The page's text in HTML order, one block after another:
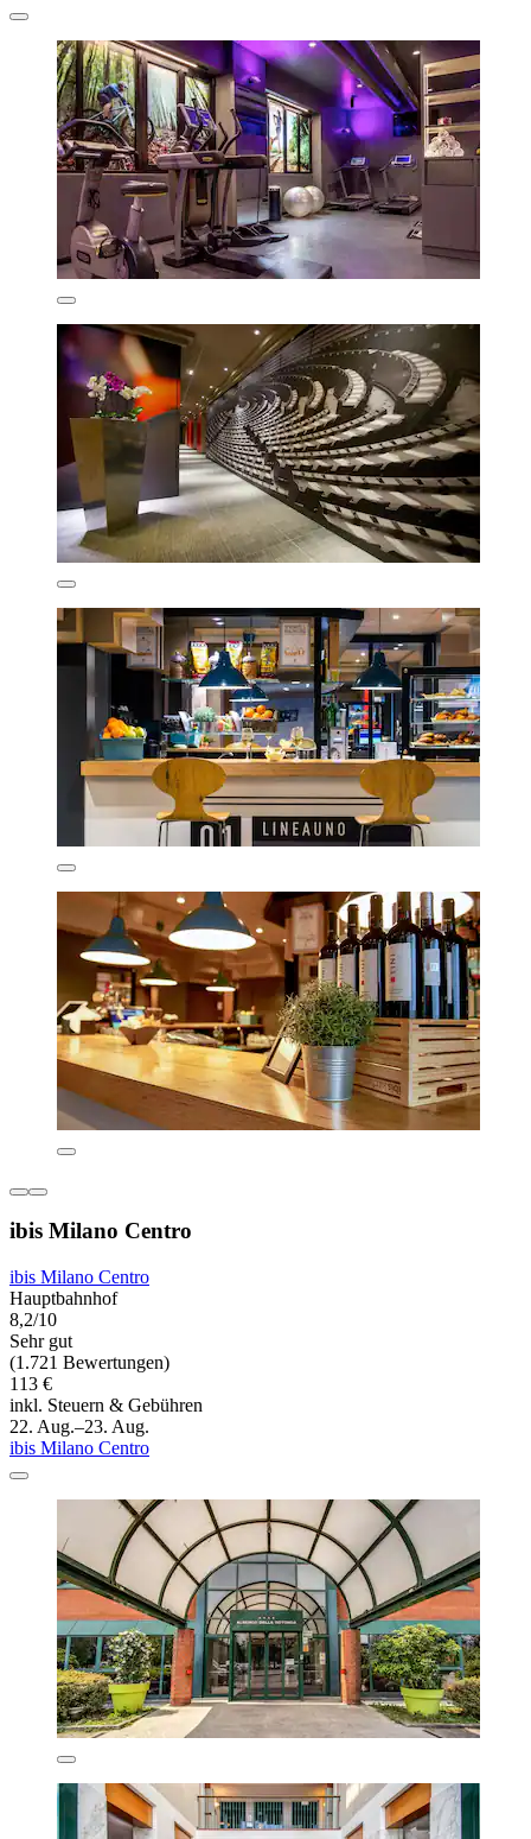
ibis Milano Centro
ibis Milano Centro
Hauptbahnhof
8,2/10
Sehr gut
(1.721 Bewertungen)
113 €
inkl. Steuern & Gebühren
22. Aug.–23. Aug.
ibis Milano Centro